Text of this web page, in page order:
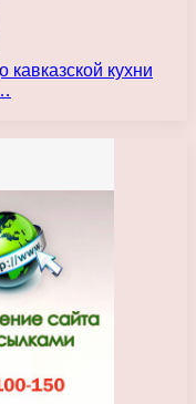
кухни